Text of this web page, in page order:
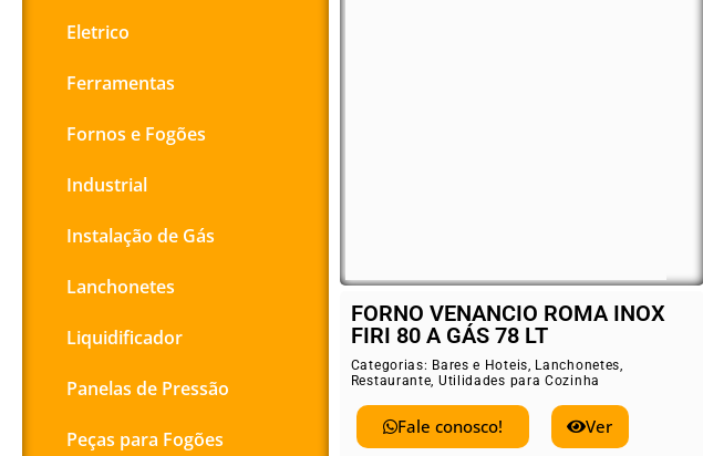
Eletrico
Ferramentas
Fornos e Fogões
Industrial
Instalação de Gás
Lanchonetes
Liquidificador
Panelas de Pressão
Peças para Fogões
FORNO VENANCIO ROMA INOX
FIRI 80 A GÁS 78 LT
Categorias: Bares e Hoteis, Lanchonetes,
Restaurante, Utilidades para Cozinha
Fale conosco! Ver